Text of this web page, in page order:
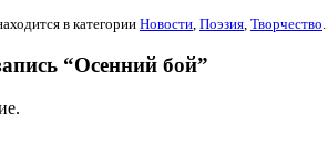
в категории Новости Поэзия Творчество
“Осенний бой”